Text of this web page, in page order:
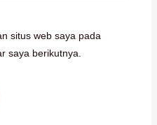
situs web saya pada
saya berikutnya.